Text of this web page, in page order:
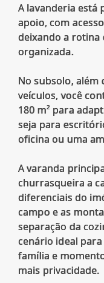
A lavanderia está
apoio, com
deixando a rotina
organizada.
No subsolo, além
veículos, você
180 m² para
seja para
oficina ou uma
A varanda
churrasqueira a
diferenciais do
campo e as
separação da
cenário ideal
família e
mais privacidade.